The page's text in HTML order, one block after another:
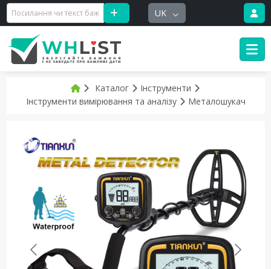
UK
Каталог
Інструменти
Інструменти вимірювання та аналізу
Металошукач